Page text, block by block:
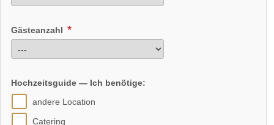
Angaben zur Sperrstunde:
Hunde erlaubt
Gästeanzahl
Hochzeitsguide — Ich benötige:
andere Location
Catering